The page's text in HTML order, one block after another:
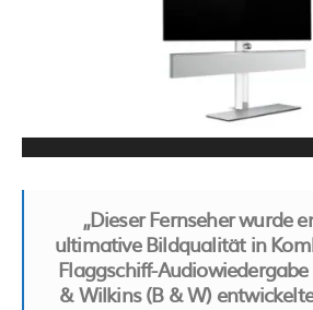
„Dieser Fernseher wurde
ultimative Bildqualität in
Flaggschiff-
& Wilkins (B & W)